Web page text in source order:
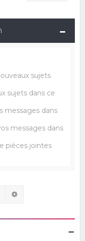
sujets
sujets dans ce
messages dans
messages dans
pièces jointes
Rechercher